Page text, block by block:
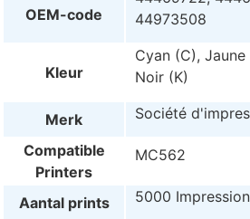
OEM-code
44973508
Kleur
Cyan (C),
Noir (K)
Merk Société
Compatible
Printers
MC562
Aantal prints 5000